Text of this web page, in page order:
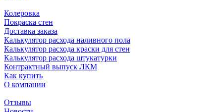
Колеровка
Покраска стен
Доставка заказа
Калькулятор расхода наливного пола
Калькулятор расхода краски для стен
Калькулятор расхода штукатурки
Контрактный выпуск ЛКМ
Как купить
О компании
Отзывы